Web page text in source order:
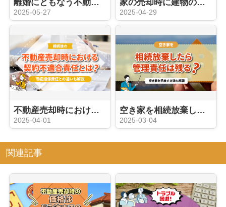
離婚にともなう不動産売却の注意点！売るタイミングや媒介契約の選び方は？
2025-05-27
家の売却時に建物の解体費用はいくらかかる？相場や流れを解説
2025-04-29
不動産売却時における契約不適合責任とは？瑕疵担保責任との違いも解説
2025-04-01
空き家を相続放棄したら管理責任は残る？空き家を手放す方法も解説
2025-03-04
関連記事